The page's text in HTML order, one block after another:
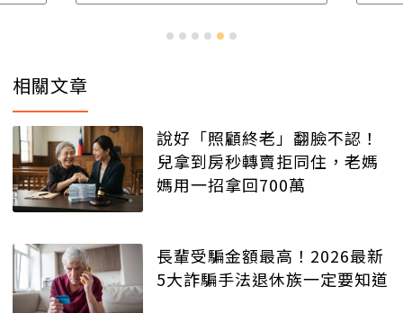
相關文章
說好「照顧終老」翻臉不認！
兒拿到房秒轉賣拒同住，老媽
媽用一招拿回700萬
長輩受騙金額最高！2026最新
5大詐騙手法退休族一定要知道